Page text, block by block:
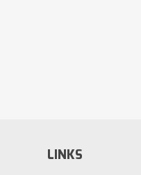
LINKS